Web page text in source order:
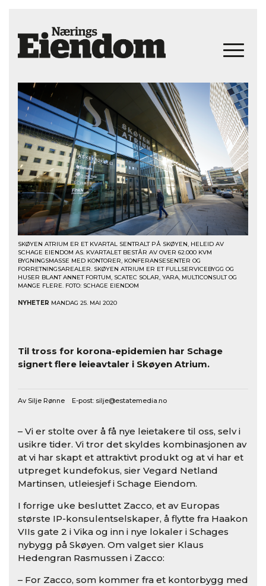
SKØYEN ATRIUM ER ET KVARTAL SENTRALT PÅ SKØYEN, HELEID AV
SCHAGE EIENDOM AS. KVARTALET BESTÅR AV OVER 62.000 KVM
BYGNINGSMASSE MED KONTORER, KONFERANSESENTER OG
FORRETNINGSAREALER. SKØYEN ATRIUM ER ET FULLSERVICEBYGG OG
HUSER BLANT ANNET FORTUM, SCATEC SOLAR, YARA, MULTICONSULT OG
MANGE FLERE. FOTO: SCHAGE EIENDOM
NYHETER MANDAG 25. MAI 2020
Til tross for korona-epidemien har Schage
signert flere leieavtaler i Skøyen Atrium.
Av Silje Rønne E-post: silje@estatemedia.no
– Vi er stolte over å få nye leietakere til oss, selv i
usikre tider. Vi tror det skyldes kombinasjonen av
at vi har skapt et attraktivt produkt og at vi har et
utpreget kundefokus, sier Vegard Netland
Martinsen, utleiesjef i Schage Eiendom.
I forrige uke besluttet Zacco, et av Europas
største IP-konsulentselskaper, å flytte fra Haakon
VIIs gate 2 i Vika og inn i nye lokaler i Schages
nybygg på Skøyen. Om valget sier Klaus
Hedengran Rasmussen i Zacco:
– For Zacco, som kommer fra et kontorbygg med